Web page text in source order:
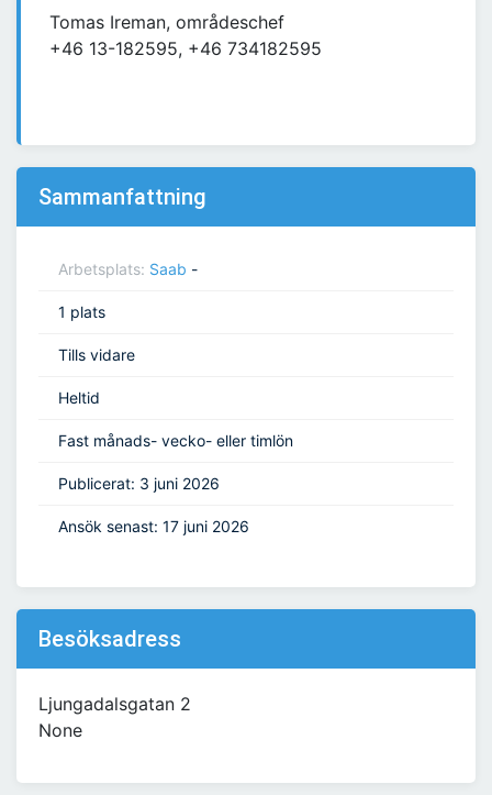
Tomas Ireman, områdeschef
+46 13-182595, +46 734182595
Sammanfattning
Arbetsplats: Saab -
1 plats
Tills vidare
Heltid
Fast månads- vecko- eller timlön
Publicerat: 3 juni 2026
Ansök senast: 17 juni 2026
Besöksadress
Ljungadalsgatan 2
None